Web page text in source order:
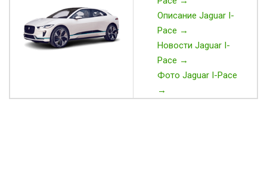
Описание Jaguar I-
Pace →
Новости Jaguar I-
Pace →
Фото Jaguar I-Pace
→